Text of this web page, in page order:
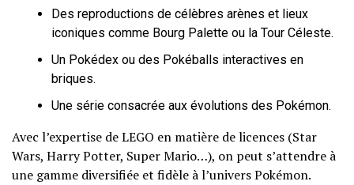
Des reproductions de célèbres arènes et lieux
iconiques comme Bourg Palette ou la Tour Céleste.
Un Pokédex ou des Pokéballs interactives en
briques.
Une série consacrée aux évolutions des Pokémon.
Avec l’expertise de LEGO en matière de licences (Star
Wars, Harry Potter, Super Mario…), on peut s’attendre à
une gamme diversifiée et fidèle à l’univers Pokémon.